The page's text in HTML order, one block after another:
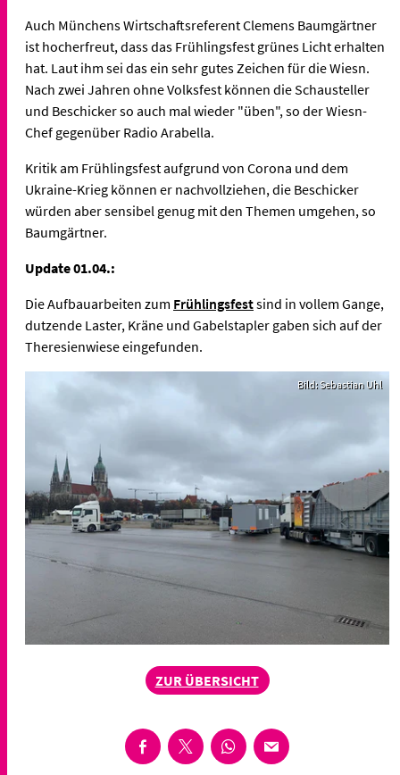
Auch Münchens Wirtschaftsreferent Clemens Baumgärtner
ist hocherfreut, dass das Frühlingsfest grünes Licht erhalten
hat. Laut ihm sei das ein sehr gutes Zeichen für die Wiesn.
Nach zwei Jahren ohne Volksfest können die Schausteller
und Beschicker so auch mal wieder "üben", so der Wiesn-
Chef gegenüber Radio Arabella.
Kritik am Frühlingsfest aufgrund von Corona und dem
Ukraine-Krieg können er nachvollziehen, die Beschicker
würden aber sensibel genug mit den Themen umgehen, so
Baumgärtner.
Update 01.04.:
Die Aufbauarbeiten zum Frühlingsfestsind in vollem Gange,
dutzende Laster, Kräne und Gabelstapler gaben sich auf der
Theresienwiese eingefunden.
Bild: Sebastian Uhl
ZUR ÜBERSICHT